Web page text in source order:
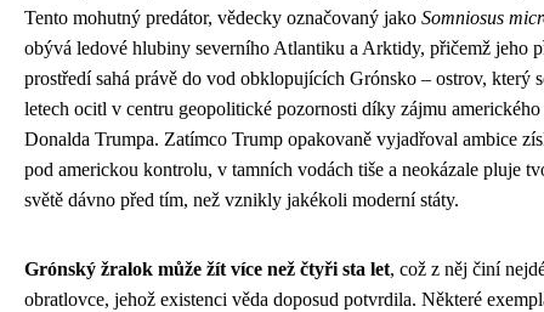
Tento mohutný predátor, vědecky označovaný jako Somniosus
obývá ledové hlubiny severního Atlantiku a Arktidy, přičemž jeho
prostředí sahá právě do vod obklopujících Grónsko – ostrov, který
letech ocitl v centru geopolitické pozornosti díky zájmu amerického
Donalda Trumpa. Zatímco Trump opakovaně vyjadřoval ambice
pod americkou kontrolu, v tamních vodách tiše a neokázale pluje
světě dávno před tím, než vznikly jakékoli moderní státy.
Grónský žralok může žít více než čtyři sta let, což z něj činí
obratlovce, jehož existenci věda doposud potvrdila. Některé